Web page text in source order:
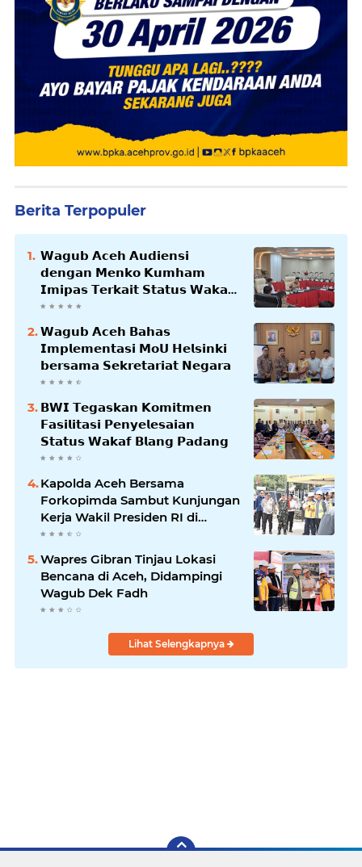
Berita Terpopuler
𝗪𝗮𝗴𝘂𝗯 𝗔𝗰𝗲𝗵 𝗔𝘂𝗱𝗶𝗲𝗻𝘀𝗶
𝗱𝗲𝗻𝗴𝗮𝗻 𝗠𝗲𝗻𝗸𝗼 𝗞𝘂𝗺𝗵𝗮𝗺
𝗜𝗺𝗶𝗽𝗮𝘀 𝗧𝗲𝗿𝗸𝗮𝗶𝘁 𝗦𝘁𝗮𝘁𝘂𝘀 𝗪𝗮𝗸𝗮𝗳
𝗕𝗹𝗮𝗻𝗴𝗽𝗮𝗱𝗮𝗻𝗴
𝗪𝗮𝗴𝘂𝗯 𝗔𝗰𝗲𝗵 𝗕𝗮𝗵𝗮𝘀
𝗜𝗺𝗽𝗹𝗲𝗺𝗲𝗻𝘁𝗮𝘀𝗶 𝗠𝗼𝗨 𝗛𝗲𝗹𝘀𝗶𝗻𝗸𝗶
𝗯𝗲𝗿𝘀𝗮𝗺𝗮 𝗦𝗲𝗸𝗿𝗲𝘁𝗮𝗿𝗶𝗮𝘁 𝗡𝗲𝗴𝗮𝗿𝗮
𝗕𝗪𝗜 𝗧𝗲𝗴𝗮𝘀𝗸𝗮𝗻 𝗞𝗼𝗺𝗶𝘁𝗺𝗲𝗻
𝗙𝗮𝘀𝗶𝗹𝗶𝘁𝗮𝘀𝗶 𝗣𝗲𝗻𝘆𝗲𝗹𝗲𝘀𝗮𝗶𝗮𝗻
𝗦𝘁𝗮𝘁𝘂𝘀 𝗪𝗮𝗸𝗮𝗳 𝗕𝗹𝗮𝗻𝗴 𝗣𝗮𝗱𝗮𝗻𝗴
Kapolda Aceh Bersama
Forkopimda Sambut Kunjungan
Kerja Wakil Presiden RI di
Kabupaten Bireuen
Wapres Gibran Tinjau Lokasi
Bencana di Aceh, Didampingi
Wagub Dek Fadh
Lihat Selengkapnya